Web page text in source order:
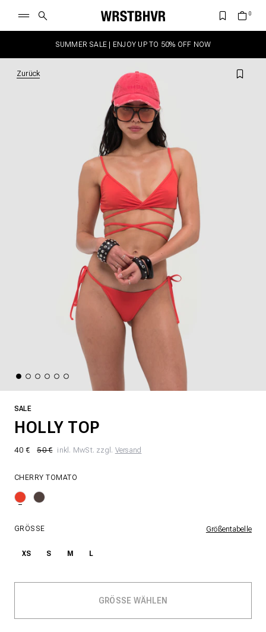
SUMMER SALE | ENJOY UP TO 50% OFF NOW
Zurück
SALE
HOLLY TOP
40 € 50 € inkl. MwSt. zzgl. Versand
CHERRY TOMATO
GRÖSSE Größentabelle
XS S M L